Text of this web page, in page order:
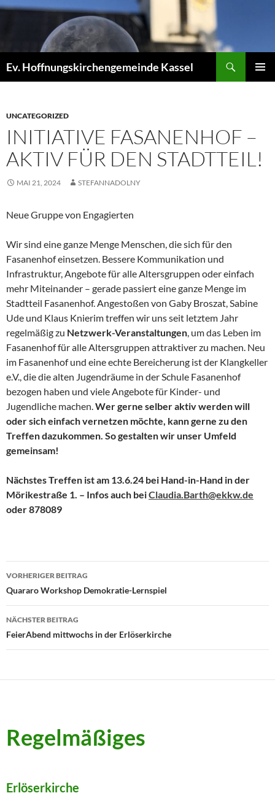
Zum
Ev. Hoffnungskirchengemeinde Kassel
UNCATEGORIZED
INITIATIVE FASANENHOF –
AKTIV FÜR DEN STADTTEIL!
MAI 21, 2024 STEFANNADOLNY
Neue Gruppe von Engagierten
Wir sind eine ganze Menge Menschen, die sich für den
Fasanenhof einsetzen. Bessere Kommunikation und
Infrastruktur, Angebote für alle Altersgruppen oder einfach
mehr Miteinander – gerade passiert eine ganze Menge im
Stadtteil Fasanenhof. Angestoßen von Gaby Broszat, Sabine
Ude und Klaus Knierim treffen wir uns seit letztem Jahr
regelmäßig zu Netzwerk-Veranstaltungen , um das Leben im
Fasanenhof für alle Altersgruppen attraktiver zu machen. Neu
im Fasanenhof und eine echte Bereicherung ist der Klangkeller
e.V., die die alten Jugendräume in der Schule Fasanenhof
bezogen haben und viele Angebote für Kinder- und
Jugendliche machen. Wer gerne selber aktiv werden will
oder sich einfach vernetzen möchte, kann gerne zu den
Treffen dazukommen. So gestalten wir unser Umfeld
gemeinsam!
Nächstes Treffen ist am 13.6.24 bei Hand-in-Hand in der
Mörikestraße 1. – Infos auch beiClaudia.Barth@ekkw.de
oder 878089
Beitragsnavigation
VORHERIGER BEITRAG
Quararo Workshop Demokratie-Lernspiel
NÄCHSTER BEITRAG
FeierAbend mittwochs in der Erlöserkirche
Regelmäßiges
Erlöserkirche